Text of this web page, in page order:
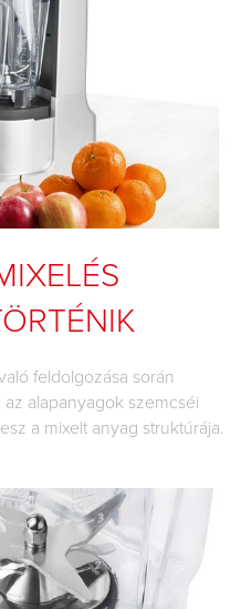
feldolgozása során
alapanyagok szemcséi
a mixelt anyag struktúrája.